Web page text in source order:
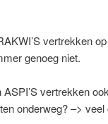
vertrekken
genoeg niet.
ASPI’S vertrekken
onderweg? –> veel